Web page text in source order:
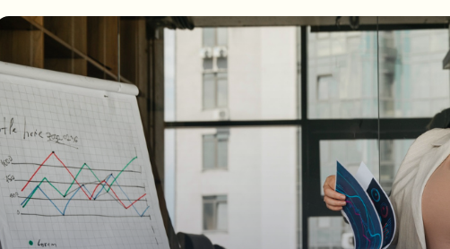
Para sua tesouraria
Para seu contas a pagar
Para seu contas a receber